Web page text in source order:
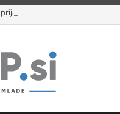
za plačano pripravništvo